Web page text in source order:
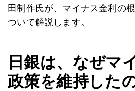
田制作氏が、マイナス金利の
ついて解説します。
日銀は、なぜマ
政策を維持した